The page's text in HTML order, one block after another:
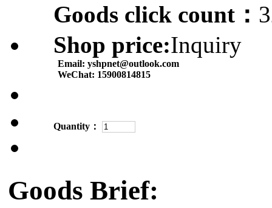
Goods click count：
Shop price:Inquiry
Email: yshpnet@outlook.com
WeChat: 15900814815
Quantity：
Goods Brief: